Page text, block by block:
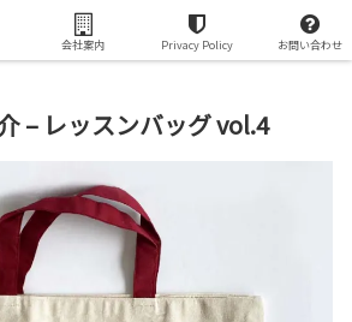
リントグッズで世界で一つの贈り物を
– レッスンバッグ vol.4
会社案内 Privacy Policy お問い合わせ